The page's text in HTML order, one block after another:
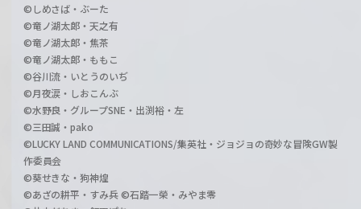
©しめさば・ぶーた
©竜ノ湖太郎・天之有
©竜ノ湖太郎・焦茶
©竜ノ湖太郎・ももこ
©谷川流・いとうのいぢ
©月夜涙・しおこんぶ
©水野良・グループSNE・出渕裕・左
©三田誠・pako
©LUCKY LAND COMMUNICATIONS/集英社・ジョジョの奇妙な冒険GW製
作委員会
©葵せきな・狗神煌
©あざの耕平・すみ兵 ©石踏一榮・みやま零